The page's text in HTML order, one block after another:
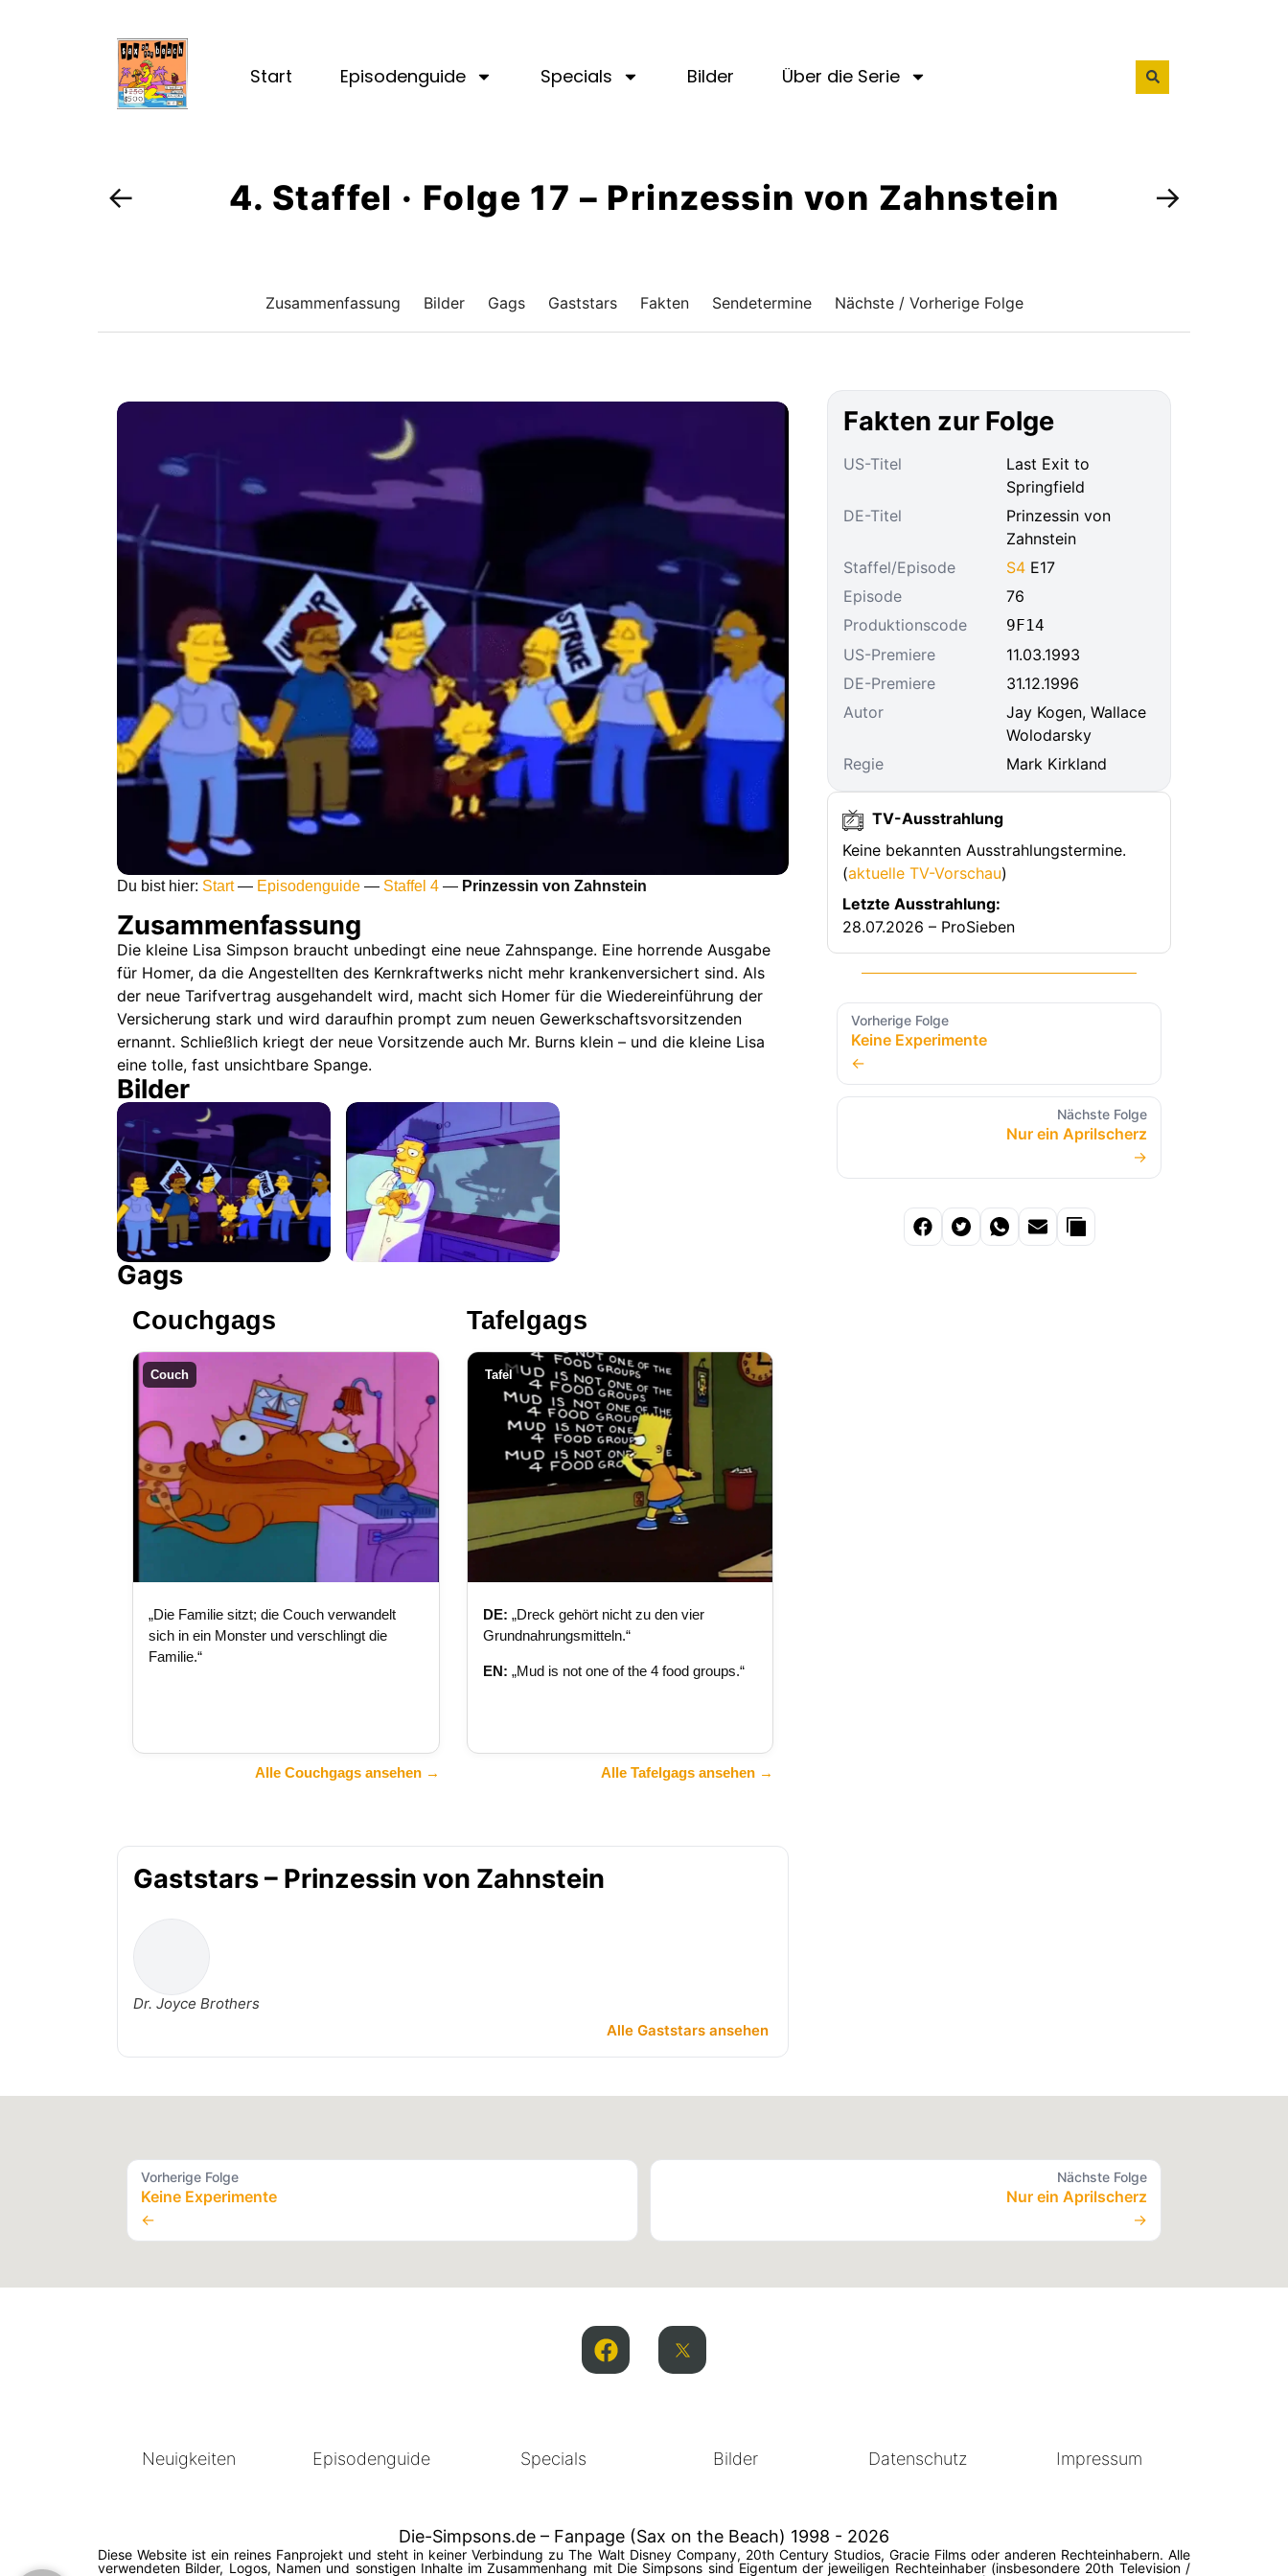
Start Episodenguide Specials Bilder Über die Serie
← 4. Staffel · Folge 17 – Prinzessin von Zahnstein →
Zusammenfassung Bilder Gags Gaststars Fakten Sendetermine Nächste / Vorherige Folge
Du bist hier: Start— Episodenguide — Staffel 4 — Prinzessin von Zahnstein
Zusammenfassung
Die kleine Lisa Simpson braucht unbedingt eine neue Zahnspange. Eine horrende Ausgabe
für Homer, da die Angestellten des Kernkraftwerks nicht mehr krankenversichert sind. Als
der neue Tarifvertrag ausgehandelt wird, macht sich Homer für die Wiedereinführung der
Versicherung stark und wird daraufhin prompt zum neuen Gewerkschaftsvorsitzenden
ernannt. Schließlich kriegt der neue Vorsitzende auch Mr. Burns klein – und die kleine Lisa
eine tolle, fast unsichtbare Spange.
Bilder
Gags
Couchgags
Couch
„Die Familie sitzt; die Couch verwandelt
sich in ein Monster und verschlingt die
Familie.“
Alle Couchgags ansehen →
Tafelgags
Tafel
DE: „Dreck gehört nicht zu den vier
Grundnahrungsmitteln.“
EN: „Mud is not one of the 4 food groups.“
Alle Tafelgags ansehen →
Gaststars – Prinzessin von Zahnstein
Dr. Joyce Brothers
Alle Gaststars ansehen
Fakten zur Folge
US-Titel
Last Exit to
Springfield
DE-Titel
Prinzessin von
Zahnstein
Staffel/Episode
S4 E17
Episode
76
Produktionscode
9F14
US-Premiere
11.03.1993
DE-Premiere
31.12.1996
Autor
Jay Kogen, Wallace
Wolodarsky
Regie
Mark Kirkland
TV-Ausstrahlung
Keine bekannten Ausstrahlungstermine.
(aktuelle TV-Vorschau)
Letzte Ausstrahlung:
28.07.2026 – ProSieben
Vorherige Folge
Keine Experimente
←
Nächste Folge
Nur ein Aprilscherz
→
Vorherige Folge
Keine Experimente
←
Nächste Folge
Nur ein Aprilscherz
→
Neuigkeiten Episodenguide Specials Bilder Datenschutz Impressum
Die-Simpsons.de – Fanpage (Sax on the Beach) 1998 - 2026
Diese Website ist ein reines Fanprojekt und steht in keiner Verbindung zu The Walt Disney Company, 20th Century Studios, Gracie Films oder anderen Rechteinhabern. Alle
verwendeten Bilder, Logos, Namen und sonstigen Inhalte im Zusammenhang mit Die Simpsons sind Eigentum der jeweiligen Rechteinhaber (insbesondere 20th Television /